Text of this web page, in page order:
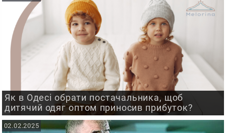
Як в Одесі обрати постачальника, щоб
дитячий одяг оптом приносив прибуток?
02.02.2025